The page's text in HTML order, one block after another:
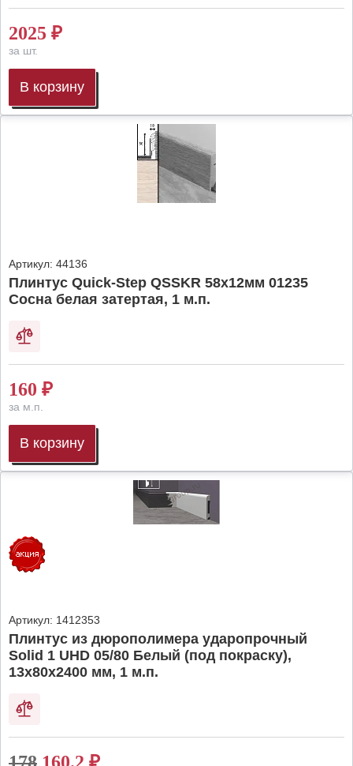
2025 ₽
за шт.
В корзину
Артикул: 44136
Плинтус Quick-Step QSSKR 58х12мм 01235
Сосна белая затертая, 1 м.п.
160 ₽
за м.п.
В корзину
Артикул: 1412353
Плинтус из дюрополимера ударопрочный
Solid 1 UHD 05/80 Белый (под покраску),
13х80х2400 мм, 1 м.п.